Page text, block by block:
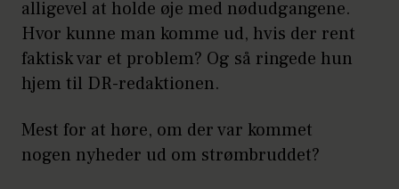
alligevel at holde øje med nødudgangene.
Hvor kunne man komme ud, hvis der rent
faktisk var et problem? Og så ringede hun
hjem til DR-redaktionen.
Mest for at høre, om der var kommet
nogen nyheder ud om strømbruddet?